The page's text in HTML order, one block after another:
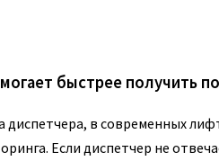
быстрее получить
в современных
Если диспетчер не